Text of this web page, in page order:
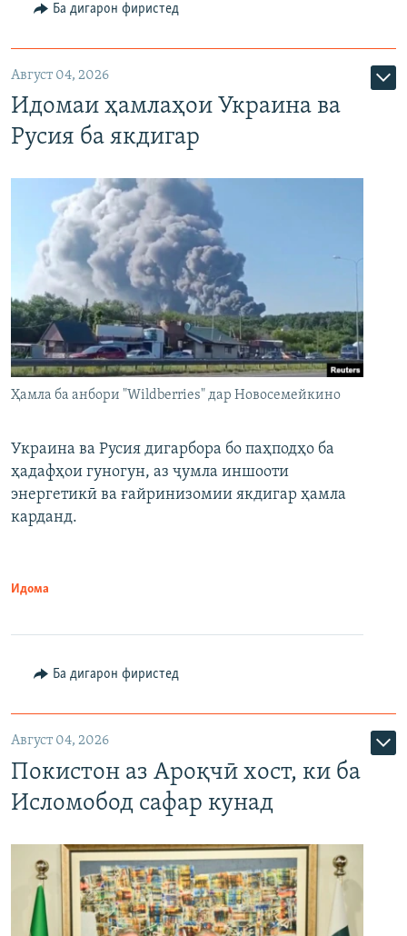
Ба дигарон фиристед
Август 04, 2026
Идомаи ҳамлаҳои Украина ва
Русия ба якдигар
Ҳамла ба анбори "Wildberries" дар Новосемейкино
Украина ва Русия дигарбора бо паҳподҳо ба
ҳадафҳои гуногун, аз ҷумла иншооти
энергетикӣ ва ғайринизомии якдигар ҳамла
карданд.
Идома
Ба дигарон фиристед
Август 04, 2026
Покистон аз Ароқчӣ хост, ки ба
Исломобод сафар кунад